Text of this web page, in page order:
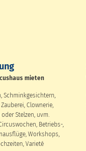
mieten
Schminkgesichtern,
Clownerie,
Stelzen, uvm.
Betriebs-,
Workshops,
Varieté